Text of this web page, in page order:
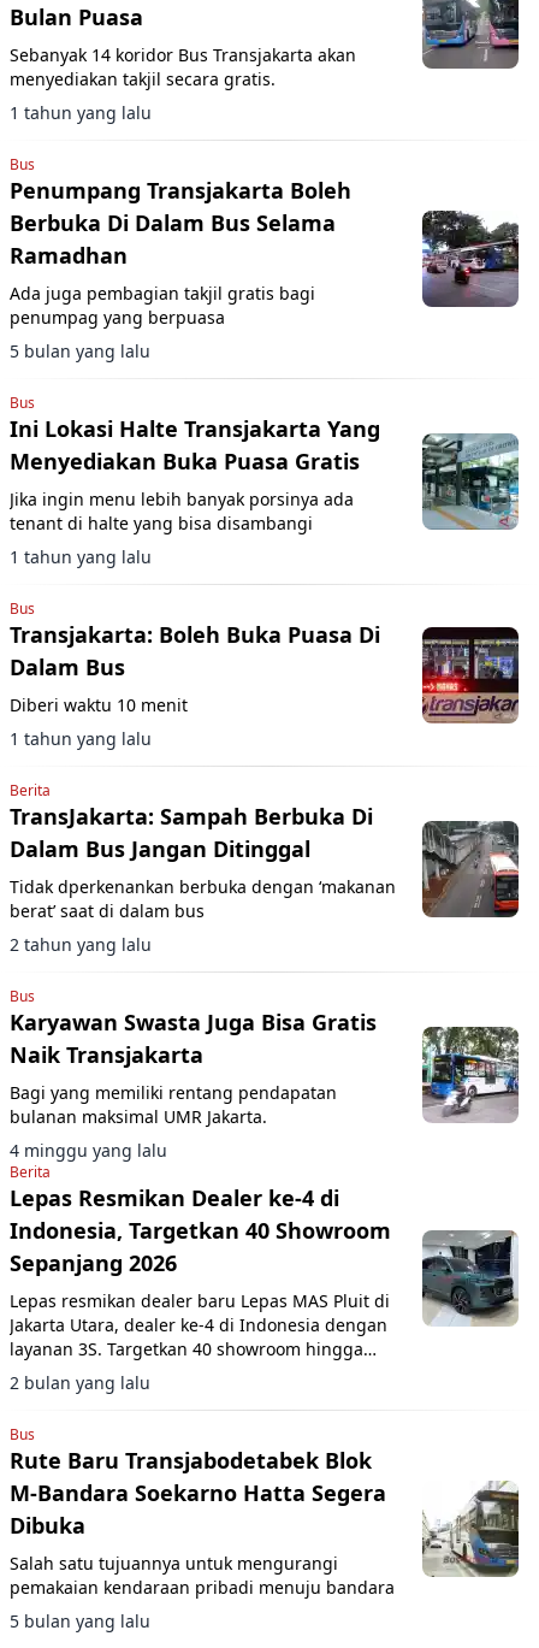
Bulan Puasa
Sebanyak 14 koridor Bus Transjakarta akan
menyediakan takjil secara gratis.
1 tahun yang lalu
Bus
Penumpang Transjakarta Boleh
Berbuka Di Dalam Bus Selama
Ramadhan
Ada juga pembagian takjil gratis bagi
penumpag yang berpuasa
5 bulan yang lalu
Bus
Ini Lokasi Halte Transjakarta Yang
Menyediakan Buka Puasa Gratis
Jika ingin menu lebih banyak porsinya ada
tenant di halte yang bisa disambangi
1 tahun yang lalu
Bus
Transjakarta: Boleh Buka Puasa Di
Dalam Bus
Diberi waktu 10 menit
1 tahun yang lalu
Berita
TransJakarta: Sampah Berbuka Di
Dalam Bus Jangan Ditinggal
Tidak dperkenankan berbuka dengan ‘makanan
berat’ saat di dalam bus
2 tahun yang lalu
Bus
Karyawan Swasta Juga Bisa Gratis
Naik Transjakarta
Bagi yang memiliki rentang pendapatan
bulanan maksimal UMR Jakarta.
4 minggu yang lalu
Berita
Lepas Resmikan Dealer ke-4 di
Indonesia, Targetkan 40 Showroom
Sepanjang 2026
Lepas resmikan dealer baru Lepas MAS Pluit di
Jakarta Utara, dealer ke-4 di Indonesia dengan
layanan 3S. Targetkan 40 showroom hingga
akhir 2026.
2 bulan yang lalu
Bus
Rute Baru Transjabodetabek Blok
M-Bandara Soekarno Hatta Segera
Dibuka
Salah satu tujuannya untuk mengurangi
pemakaian kendaraan pribadi menuju bandara
5 bulan yang lalu